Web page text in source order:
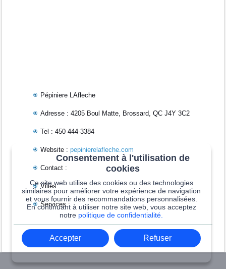
Consentement à l'utilisation de
cookies
Ce site web utilise des cookies ou des technologies
similaires pour améliorer votre expérience de navigation
et vous fournir des recommandations personnalisées.
En continuant à utiliser notre site web, vous acceptez
notre politique de confidentialité.
Accepter Refuser
Pépiniere LAfleche
Adresse : 4205 Boul Matte, Brossard, QC J4Y 3C2
Tel : 450 444-3384
Website :pepinierelafleche.com
Contact :
Villes :
Services :